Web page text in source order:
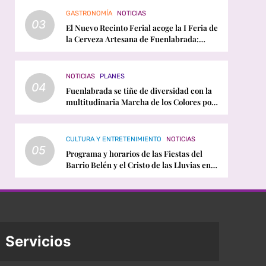
03
GASTRONOMÍA NOTICIAS
El Nuevo Recinto Ferial acoge la I Feria de
la Cerveza Artesana de Fuenlabrada:
horarios, conciertos y programación
04
NOTICIAS PLANES
Fuenlabrada se tiñe de diversidad con la
multitudinaria Marcha de los Colores por
el Orgullo LGTBI
05
CULTURA Y ENTRETENIMIENTO NOTICIAS
Programa y horarios de las Fiestas del
Barrio Belén y el Cristo de las Lluvias en
Fuenlabrada
Servicios